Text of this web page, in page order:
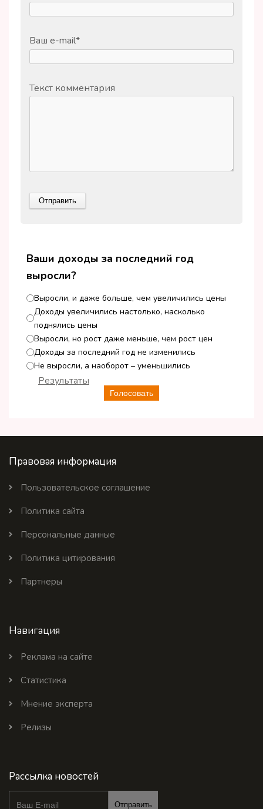
Ваш e-mail*
Текст комментария
Ваши доходы за последний год
выросли?
Выросли, и даже больше, чем увеличились цены
Доходы увеличились настолько, насколько
поднялись цены
Выросли, но рост даже меньше, чем рост цен
Доходы за последний год не изменились
Не выросли, а наоборот – уменьшились
Голосовать
Результаты
Правовая информация
Пользовательское соглашение
Политика сайта
Персональные данные
Политика цитирования
Партнеры
Навигация
Реклама на сайте
Статистика
Мнение эксперта
Релизы
Рассылка новостей
Отправить